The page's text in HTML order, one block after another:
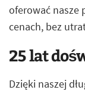
oferować nasze
cenach, bez
25 lat
Dzięki naszej